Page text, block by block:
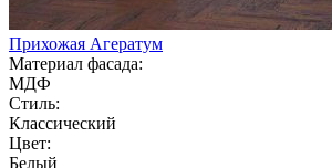
Прихожая Агератум
Материал фасада:
МДФ
Стиль:
Классический
Цвет:
Белый